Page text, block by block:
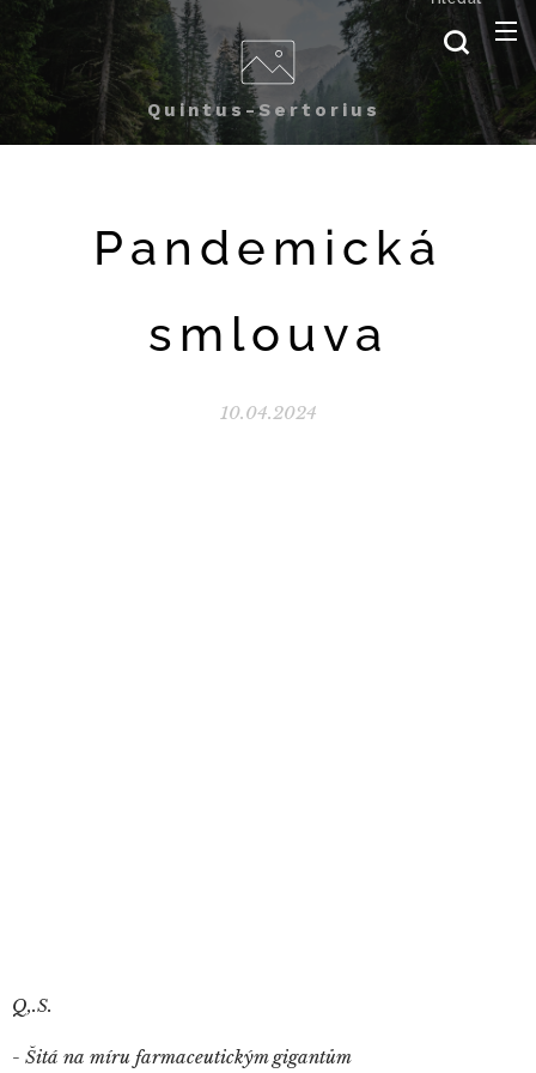
Quintus-Sertorius
Pandemická
smlouva
10.04.2024
Q,.S.
- Šitá na míru farmaceutickým gigantům